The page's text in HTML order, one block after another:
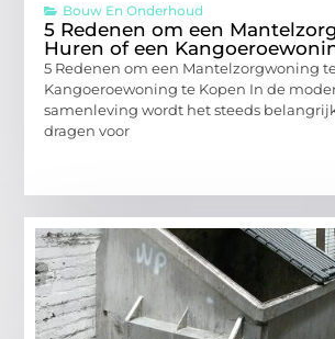
Bouw En Onderhoud
5 Redenen om een
Huren of een
5 Redenen om een Mantelzorgwoning
Kangoeroewoning te Kopen In de
samenleving wordt het steeds
dragen voor